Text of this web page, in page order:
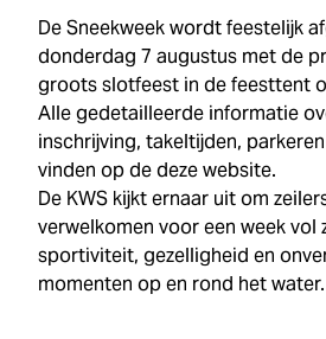
DeSneekweekwordt feestelijk
donderdag 7 augustus met de
groots slotfeest in de feesttent
Alle gedetailleerde informatie
inschrijving, takeltijden,
vinden op de deze website.
De KWS kijkt ernaar uit om
verwelkomen voor een week vol
sportiviteit, gezelligheid en
momenten op en rond het water.